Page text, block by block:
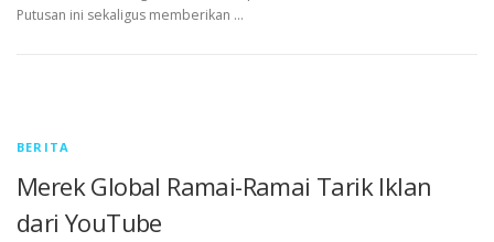
Putusan ini sekaligus memberikan …
BERITA
Merek Global Ramai-Ramai Tarik Iklan
dari YouTube